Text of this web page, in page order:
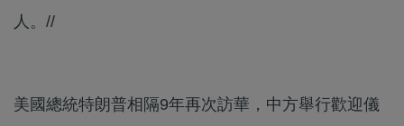
人。//
美國總統特朗普相隔9年再次訪華，中方舉行歡迎儀